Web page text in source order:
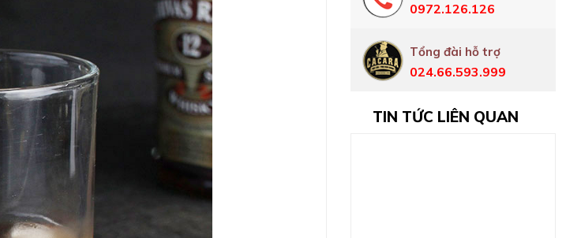
0972.126.126
Tổng đài hỗ trợ
024.66.593.999
TIN TỨC LIÊN QUAN